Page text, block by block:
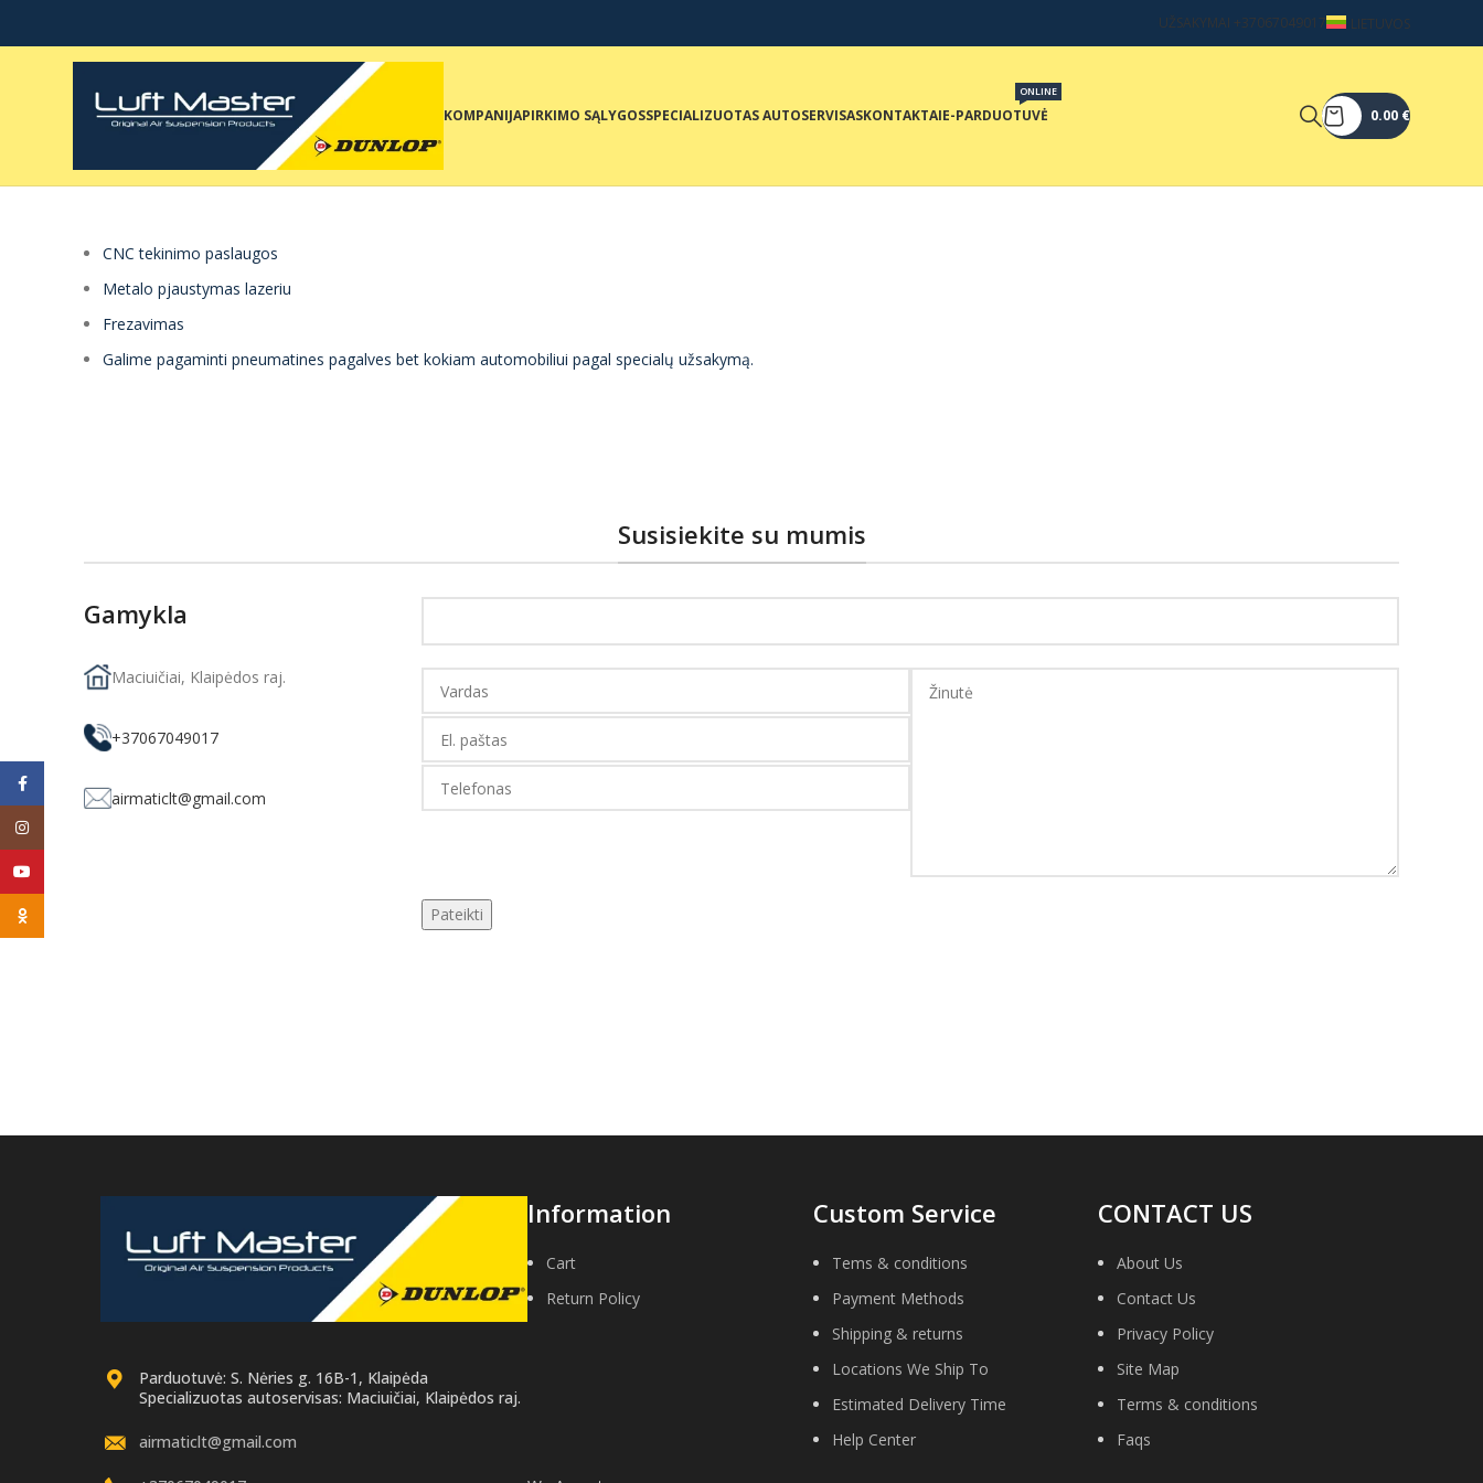
UŽSAKYMAI +37067049017 LIETUVOS
KOMPANIJAPIRKIMO SĄLYGOSSPECIALIZUOTAS AUTOSERVISASKONTAKTAIE-PARDUOTUVĖ
ONLINE
0.00 €
CNC tekinimo paslaugos
Metalo pjaustymas lazeriu
Frezavimas
Galime pagaminti pneumatines pagalves bet kokiam automobiliui pagal specialų užsakymą.
Susisiekite su mumis
Gamykla
Maciuičiai, Klaipėdos raj.
+37067049017
airmaticlt@gmail.com
Parduotuvė: S. Nėries g. 16B-1, Klaipėda
Specializuotas autoservisas: Maciuičiai, Klaipėdos raj.
airmaticlt@gmail.com
Information
Cart
Return Policy
Custom Service
Tems & conditions
Payment Methods
Shipping & returns
Locations We Ship To
Estimated Delivery Time
Help Center
CONTACT US
About Us
Contact Us
Privacy Policy
Site Map
Terms & conditions
Faqs
Facebook